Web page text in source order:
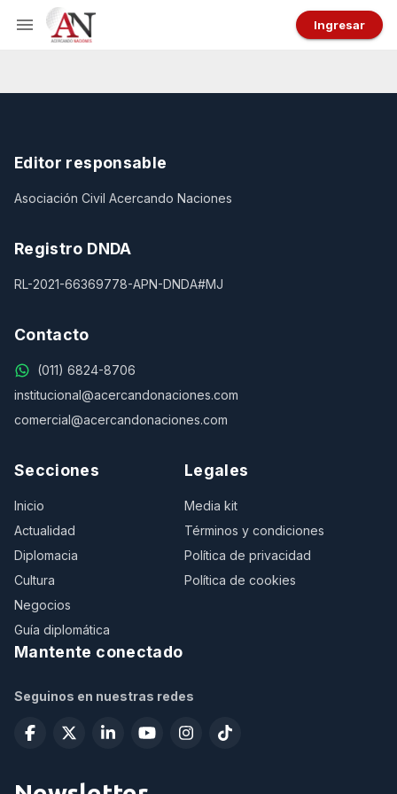
Ingresar
Editor responsable
Asociación Civil Acercando Naciones
Registro DNDA
RL-2021-66369778-APN-DNDA#MJ
Contacto
(011) 6824-8706
institucional@acercandonaciones.com
comercial@acercandonaciones.com
Secciones
Inicio
Actualidad
Diplomacia
Cultura
Negocios
Guía diplomática
Legales
Media kit
Términos y condiciones
Política de privacidad
Política de cookies
Mantente conectado
Seguinos en nuestras redes